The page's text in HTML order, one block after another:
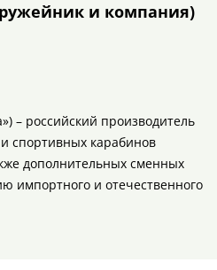
и компания)
– российский производитель
спортивных карабинов
дополнительных сменных
импортного и отечественного